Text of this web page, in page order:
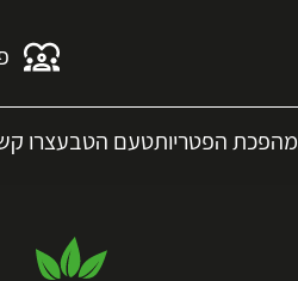
מהפכת הפטריותטעם הטבעצרו